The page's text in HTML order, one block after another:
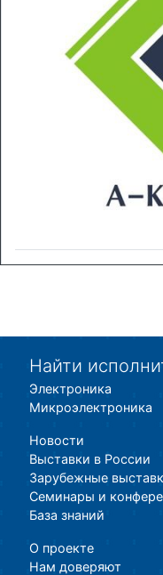
Найти
Электроника
Микроэлектроника
Новости
Выставки в России
Зарубежные
Семинары и
База знаний
О проекте
Нам доверяют